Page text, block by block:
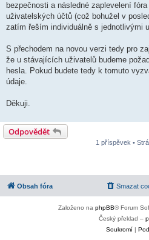
bezpečnosti a následné zaplevelení
uživatelských účtů (což bohužel v
zatím řeším individuálně s jednotlivými
S přechodem na novou verzi tedy pro
že u stávajících uživatelů budeme
hesla. Pokud budete tedy k tomuto
údaje.
Děkuji.
Odpovědět
1 příspěvek •
Obsah fóra Smazat
Založeno na phpBB® Forum
Český překlad –
Soukromí|